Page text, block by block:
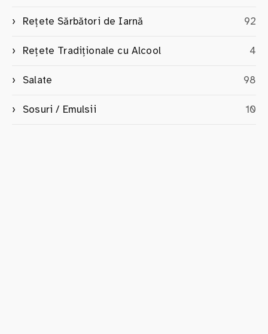
Rețete Sărbători de Iarnă 92
Rețete Tradiționale cu Alcool 4
Salate 98
Sosuri / Emulsii 10